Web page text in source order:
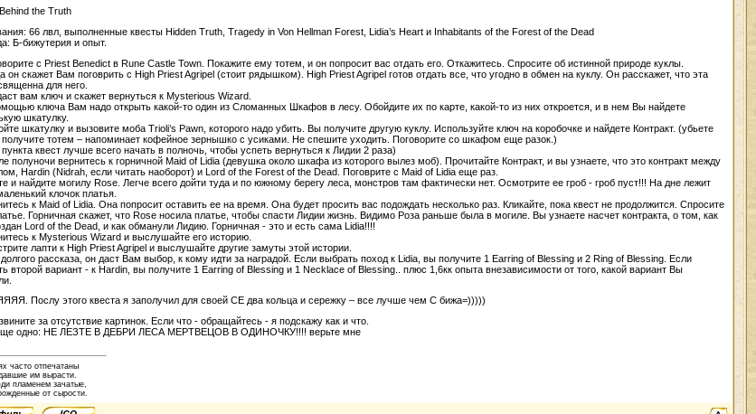
the Truth
66 лвл, выполненные квесты Hidden Truth, Tragedy in Von Hellman Forest, Lidia’s Heart и Inhabitants of the Forest of the Dead
Б-бижутерия и опыт.
с Priest Benedict в Rune Castle Town. Покажите ему тотем, и он попросит вас отдать его. Откажитесь. Спросите об истинной природе куклы.
он скажет Вам поговрить с High Priest Agripel (стоит рядышком). High Priest Agripel готов отдать все, что угодно в обмен на куклу. Он расскажет, что эта
для него.
вам ключ и скажет вернуться к Mysterious Wizard.
ключа Вам надо открыть какой-то один из Сломанных Шкафов в лесу. Обойдите их по карте, какой-то из них откроется, и в нем Вы найдете
шкатулку.
шкатулку и вызовите моба Trioli’s Pawn, которого надо убить. Вы получите другую куклу. Используйте ключ на коробочке и найдете Контракт. (убьете
тотем – напоминает кофейное зернышко с усиками. Не спешите уходить. Поговорите со шкафом еще разок.)
пункта квест лучше всего начать в полночь, чтобы успеть вернуться к Лидии 2 раза)
полуночи вернитесь к горничной Maid of Lidia (девушка около шкафа из которого вылез моб). Прочитайте Контракт, и вы узнаете, что это контракт между
Hardin (Nidrah, если читать наоборот) и Lord of the Forest of the Dead. Поговрите с Maid of Lidia еще раз.
и найдите могилу Rose. Легче всего дойти туда и по южному берегу леса, монстров там фактически нет. Осмотрите ее гроб - гроб пуст!!! На дне лежит
клочок платья.
к Maid of Lidia. Она попросит оставить ее на время. Она будет просить вас подождать несколько раз. Кликайте, пока квест не продолжится. Спросите
Горничная скажет, что Rose носила платье, чтобы спасти Лидии жизнь. Видимо Роза раньше была в могиле. Вы узнаете насчет контракта, о том, как
Lord of the Dead, и как обманули Лидию. Горничная - это и есть сама Lidia!!!!
к Mysterious Wizard и выслушайте его историю.
лапти к High Priest Agripel и выслушайте другие замуты этой истории.
рассказа, он даст Вам выбор, к кому идти за наградой. Если выбрать поход к Lidia, вы получите 1 Earring of Blessing и 2 Ring of Blessing. Если
второй вариант - к Hardin, вы получите 1 Earring of Blessing и 1 Necklace of Blessing.. плюс 1,6кк опыта внезависимости от того, какой вариант Вы
Послу этого квеста я заполучил для своей СЕ два кольца и сережку – все лучше чем С бижа=)))))
за отсутствие картинок. Если что - обращайтесь - я подскажу как и что.
одно: НЕ ЛЕЗТЕ В ДЕБРИ ЛЕСА МЕРТВЕЦОВ В ОДИНОЧКУ!!!! верьте мне
часто отпечатаны
им вырасти.
пламенем зачатые,
от сырости.